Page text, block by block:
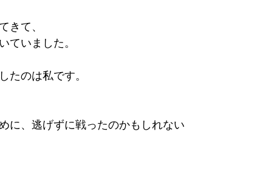
きて、
ていました。
たのは私です。
に、逃げずに戦ったのかもしれない